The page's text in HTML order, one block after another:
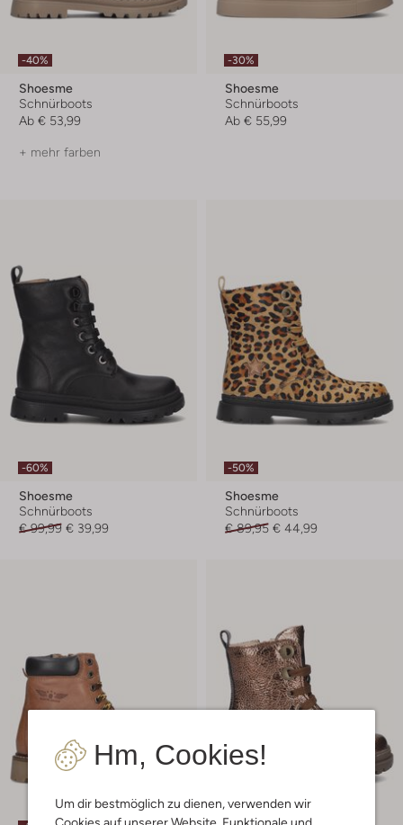
Hm, Cookies!
Um dir bestmöglich zu dienen, verwenden wir
-40%
Shoesme
Schnürboots
Ab € 53,99
+ mehr farben
-30%
Shoesme
Schnürboots
Ab € 55,99
-60%
Shoesme
Schnürboots
€ 99,99 € 39,99
-50%
Shoesme
Schnürboots
€ 89,95 € 44,99